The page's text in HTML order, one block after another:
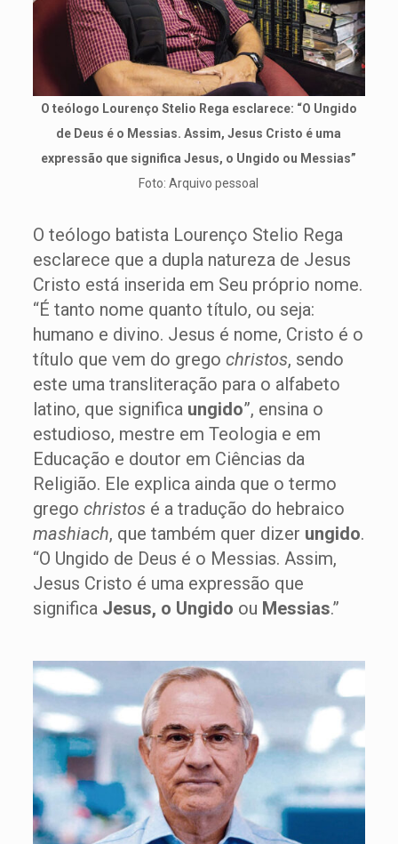
O teólogo Lourenço Stelio Rega esclarece: “O Ungido
de Deus é o Messias. Assim, Jesus Cristo é uma
expressão que significa Jesus, o Ungido ou Messias”
Foto: Arquivo pessoal
O teólogo batista Lourenço Stelio Rega
esclarece que a dupla natureza de Jesus
Cristo está inserida em Seu próprio nome.
“É tanto nome quanto título, ou seja:
humano e divino. Jesus é nome, Cristo é o
título que vem do grego christos, sendo
este uma transliteração para o alfabeto
latino, que significa ungido”, ensina o
estudioso, mestre em Teologia e em
Educação e doutor em Ciências da
Religião. Ele explica ainda que o termo
grego christos é a tradução do hebraico
mashiach, que também quer dizer ungido.
“O Ungido de Deus é o Messias. Assim,
Jesus Cristo é uma expressão que
significa Jesus, o Ungido ou Messias.”